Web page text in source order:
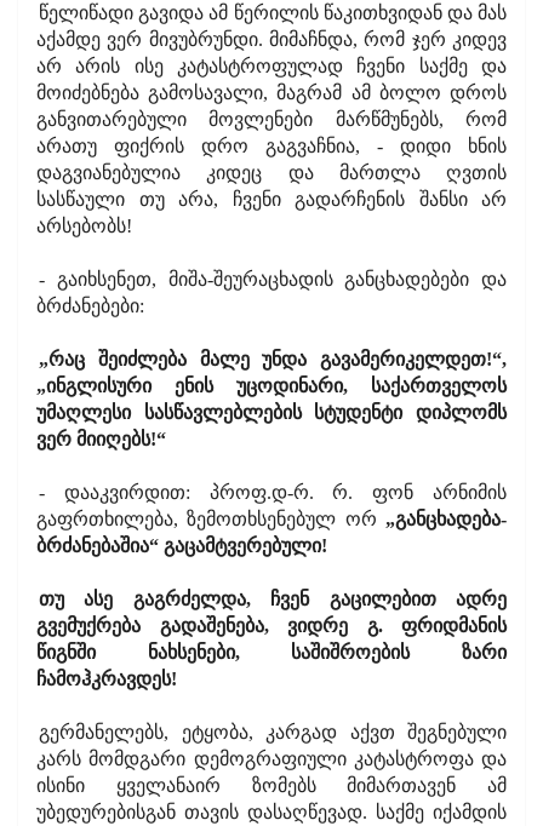
წელიწადი გავიდა ამ წერილის წაკითხვიდან და მას
აქამდე ვერ მივუბრუნდი. მიმაჩნდა, რომ ჯერ კიდევ
არ არის ისე კატასტროფულად ჩვენი საქმე და
მოიძებნება გამოსავალი, მაგრამ ამ ბოლო დროს
განვითარებული მოვლენები მარწმუნებს, რომ
არათუ ფიქრის დრო გაგვაჩნია, - დიდი ხნის
დაგვიანებულია კიდეც და მართლა ღვთის
სასწაული თუ არა, ჩვენი გადარჩენის შანსი არ
არსებობს!
- გაიხსენეთ, მიშა-შეურაცხადის განცხადებები და
ბრძანებები:
„რაც შეიძლება მალე უნდა გავამერიკელდეთ!“,
„ინგლისური ენის უცოდინარი, საქართველოს
უმაღლესი სასწავლებლების სტუდენტი დიპლომს
ვერ მიიღებს!“
- დააკვირდით: პროფ.დ-რ. რ. ფონ არნიმის
გაფრთხილება, ზემოთხსენებულ ორ „განცხადება-
ბრძანებაშია“ გაცამტვერებული!
თუ ასე გაგრძელდა, ჩვენ გაცილებით ადრე
გვემუქრება გადაშენება, ვიდრე გ. ფრიდმანის
წიგნში ნახსენები, საშიშროების ზარი
ჩამოჰკრავდეს!
გერმანელებს, ეტყობა, კარგად აქვთ შეგნებული
კარს მომდგარი დემოგრაფიული კატასტროფა და
ისინი ყველანაირ ზომებს მიმართავენ ამ
უბედურებისგან თავის დასაღწევად. საქმე იქამდის